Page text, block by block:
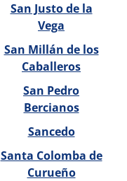
San Justo de la
Vega
San Millán de los
Caballeros
San Pedro
Bercianos
Sancedo
Santa Colomba de
Curueño